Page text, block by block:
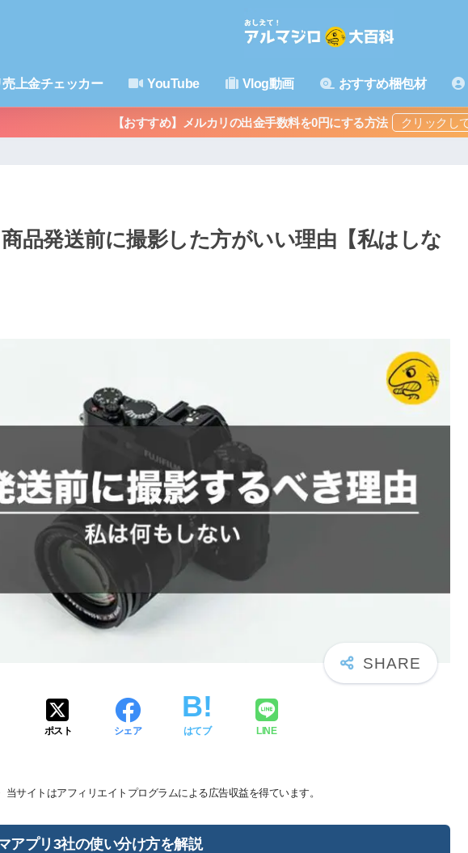
上金チェッカー YouTube Vlog動画 おすすめ梱包材
【おすすめ】メルカリの出金手数料を0円にする方法
商品発送前に撮影した方がいい理由【私はしな
ポスト シェア はてブ LINE
当サイトはアフィリエイトプログラムによる広告収益を得ています。
アプリ3社の使い分け方を解説